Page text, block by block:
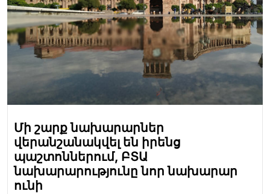
Մի շարք նախարարներ
վերանշանակվել են իրենց
պաշտոններում, ԲՏԱ
նախարարությունը նոր նախարար
ունի